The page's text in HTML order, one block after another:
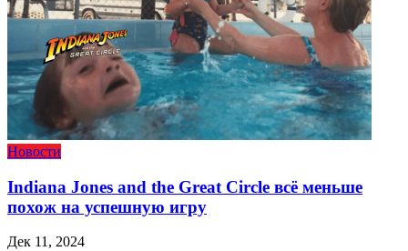
Новости
Indiana Jones and the Great Circle всё меньше
похож на успешную игру
Дек 11, 2024